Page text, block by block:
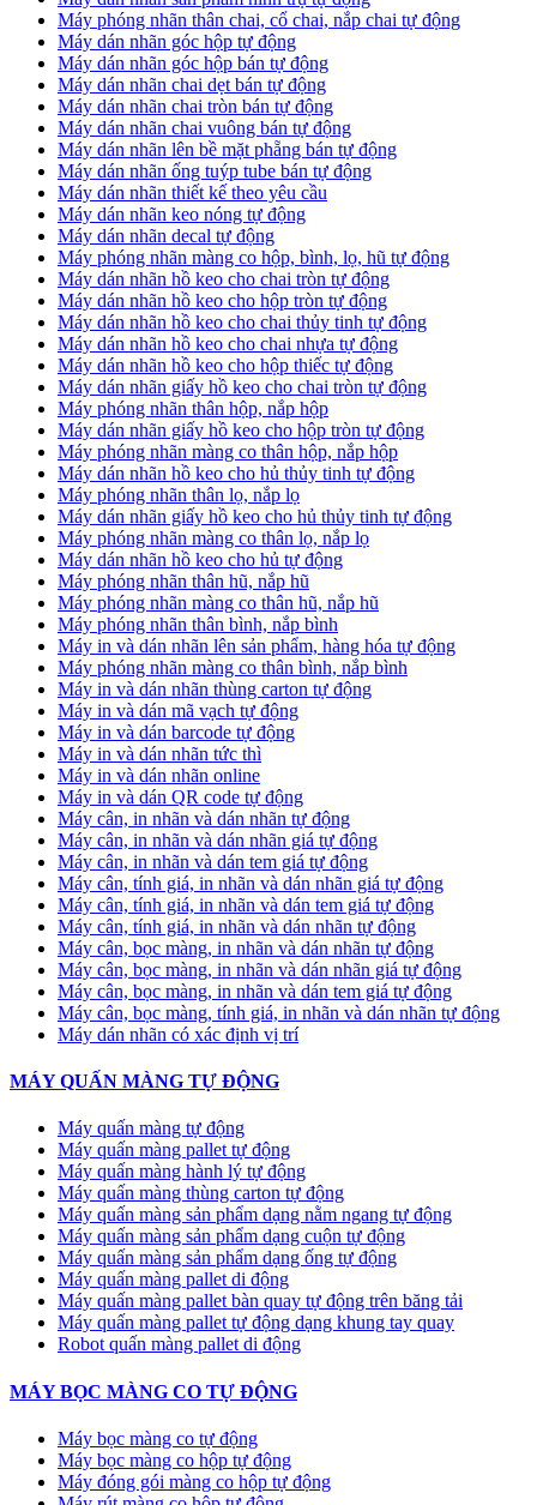
Máy phóng nhãn thân chai, cổ chai, nắp chai tự động
​Máy dán nhãn góc hộp tự động
Máy dán nhãn góc hộp bán tự động
​Máy dán nhãn chai dẹt bán tự động
Máy dán nhãn chai tròn bán tự động
Máy dán nhãn chai vuông bán tự động
Máy dán nhãn lên bề mặt phẵng bán tự động
​Máy dán nhãn ống tuýp tube bán tự động
Máy dán nhãn thiết kế theo yêu cầu
​Máy dán nhãn keo nóng tự động
Máy dán nhãn decal tự động
Máy phóng nhãn màng co hộp, bình, lọ, hũ tự động
Máy dán nhãn hồ keo cho chai tròn tự động
Máy dán nhãn hồ keo cho hộp tròn tự động
Máy dán nhãn hồ keo cho chai thủy tinh tự động
Máy dán nhãn hồ keo cho chai nhựa tự động
Máy dán nhãn hồ keo cho hộp thiếc tự động
Máy dán nhãn giấy hồ keo cho chai tròn tự động
Máy phóng nhãn thân hộp, nắp hộp
Máy dán nhãn giấy hồ keo cho hộp tròn tự động
Máy phóng nhãn màng co thân hộp, nắp hộp
Máy dán nhãn hồ keo cho hủ thủy tinh tự động
Máy phóng nhãn thân lọ, nắp lọ
Máy dán nhãn giấy hồ keo cho hủ thủy tinh tự động
Máy phóng nhãn màng co thân lọ, nắp lọ
Máy dán nhãn hồ keo cho hủ tự động
Máy phóng nhãn thân hũ, nắp hũ
Máy phóng nhãn màng co thân hũ, nắp hũ
Máy phóng nhãn thân bình, nắp bình
Máy in và dán nhãn lên sản phẩm, hàng hóa tự động
Máy phóng nhãn màng co thân bình, nắp bình
Máy in và dán nhãn thùng carton tự động
Máy in và dán mã vạch tự động
Máy in và dán barcode tự động
Máy in và dán nhãn tức thì
Máy in và dán nhãn online
Máy in và dán QR code tự động
Máy cân, in nhãn và dán nhãn tự động
Máy cân, in nhãn và dán nhãn giá tự động
Máy cân, in nhãn và dán tem giá tự động
Máy cân, tính giá, in nhãn và dán nhãn giá tự động
Máy cân, tính giá, in nhãn và dán tem giá tự động
Máy cân, tính giá, in nhãn và dán nhãn tự động
Máy cân, bọc màng, in nhãn và dán nhãn tự động
Máy cân, bọc màng, in nhãn và dán nhãn giá tự động
Máy cân, bọc màng, in nhãn và dán tem giá tự động
Máy cân, bọc màng, tính giá, in nhãn và dán nhãn tự động
Máy dán nhãn có xác định vị trí
MÁY QUẤN MÀNG TỰ ĐỘNG
Máy quấn màng tự động
​Máy quấn màng pallet tự động
Máy quấn màng hành lý tự động
Máy quấn màng thùng carton tự động
Máy quấn màng sản phẩm dạng nằm ngang tự động
Máy quấn màng sản phẩm dạng cuộn tự động
Máy quấn màng sản phẩm dạng ống tự động
Máy quấn màng pallet di động
Máy quấn màng pallet bàn quay tự động trên băng tải
Máy quấn màng pallet tự động dạng khung tay quay
Robot quấn màng pallet di động
MÁY BỌC MÀNG CO TỰ ĐỘNG
Máy bọc màng co tự động
Máy bọc màng co hộp tự động
Máy đóng gói màng co hộp tự động